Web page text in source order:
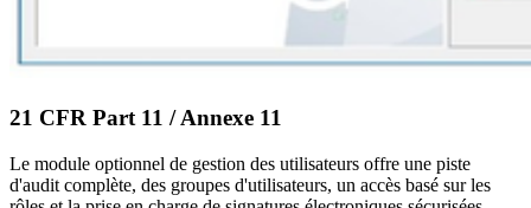
21 CFR Part 11 / Annexe 11
Le module optionnel de gestion des utilisateurs offre une piste
d'audit complète, des groupes d'utilisateurs, un accès basé sur les